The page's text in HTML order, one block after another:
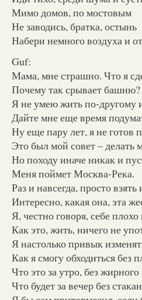
Мимо домов, по мостовым
Не заводись, братка, остынь
Набери немного воздуха и
Guf:
Мама, мне страшно. Что я
Почему так срывает башню?
Я не умею жить по-другому
Дайте мне еще время
Ну еще пару лет, я не готов
Это был мой совет – делать
Но походу иначе никак и
Меня поймет Москва-Река.
Раз и навсегда, просто взять
Интересно, какая она, эта
Я, честно говоря, себе
Как это, жить, ничего не
Я настолько привык
Как я смогу обходиться без
Что это за утро, без жирного
Что будет за вечер без